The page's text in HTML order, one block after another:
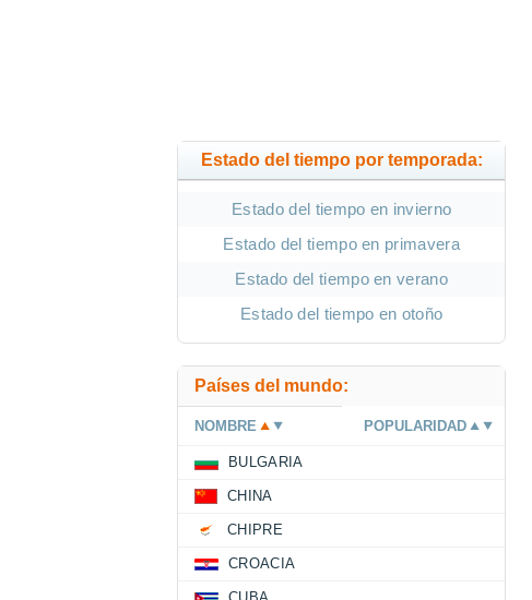
Estado del tiempo por temporada:
Estado del tiempo en invierno
Estado del tiempo en primavera
Estado del tiempo en verano
Estado del tiempo en otoño
Países del mundo:
NOMBRE POPULARIDAD
BULGARIA
CHINA
CHIPRE
CROACIA